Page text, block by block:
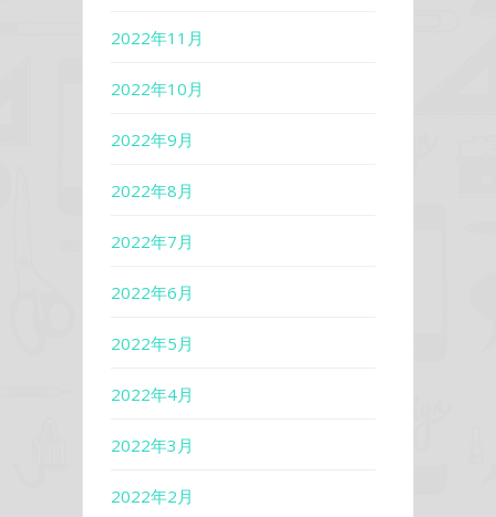
2022年11月
2022年10月
2022年9月
2022年8月
2022年7月
2022年6月
2022年5月
2022年4月
2022年3月
2022年2月